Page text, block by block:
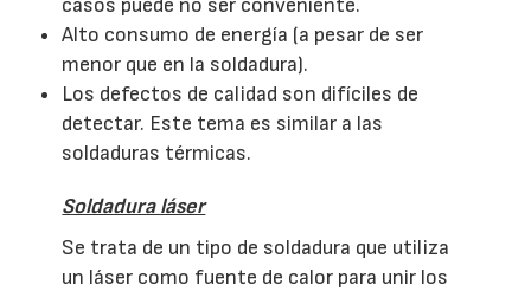
Alto consumo de energía (a pesar de ser
menor que en la soldadura).
Los defectos de calidad son difíciles de
detectar. Este tema es similar a las
soldaduras térmicas.
Soldadura láser
Se trata de un tipo de soldadura que utiliza
un láser como fuente de calor para unir los